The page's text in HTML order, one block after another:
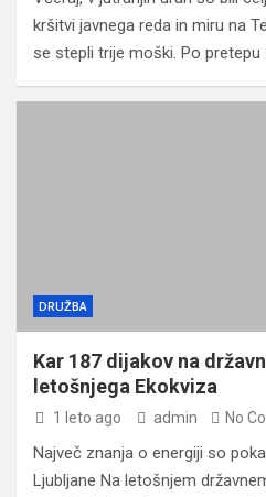
kršitvi javnega reda in miru na
se stepli trije moški. Po pretepu
DRUŽBA
Kar 187 dijakov na
letošnjega Ekokviza
1 leto ago admin No
Največ znanja o energiji so
Ljubljane Na letošnjem